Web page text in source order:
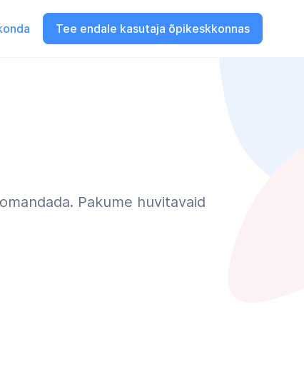
Tee endale kasutaja õpikeskkonnas
Pakume huvitavaid